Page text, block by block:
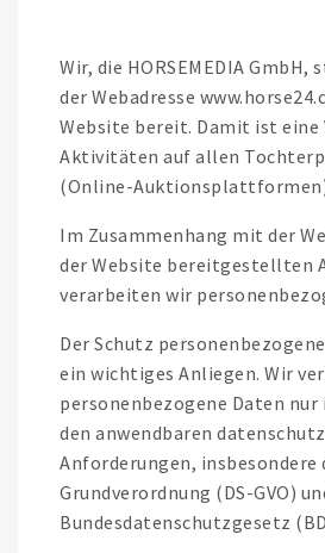
Wir, die HORSEMEDIA
der Webadresse
Website bereit. Damit ist eine
Aktivitäten auf allen
(Online-
Im Zusammenhang mit der
der Website bereitgestellten
verarbeiten wir
Der Schutz
ein wichtiges Anliegen. Wir
personenbezogene Daten
den anwendbaren
Anforderungen, insbesondere
Grundverordnung (DS-GVO)
Bundesdatenschutzgesetz